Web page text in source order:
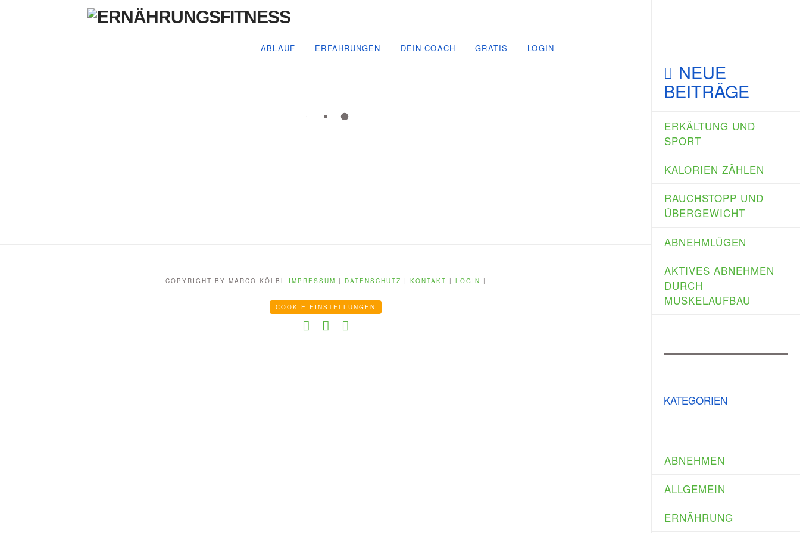
ABLAUF ERFAHRUNGEN DEIN COACH GRATIS LOGIN
NEUE
BEITRÄGE
ERKÄLTUNG UND
SPORT
KALORIEN ZÄHLEN
RAUCHSTOPP UND
ÜBERGEWICHT
ABNEHMLÜGEN
AKTIVES ABNEHMEN
DURCH
MUSKELAUFBAU
KATEGORIEN
ABNEHMEN
ALLGEMEIN
ERNÄHRUNG
COPYRIGHT BY MARCO KÖLBL IMPRESSUM | DATENSCHUTZ | KONTAKT | LOGIN |
COOKIE-EINSTELLUNGEN